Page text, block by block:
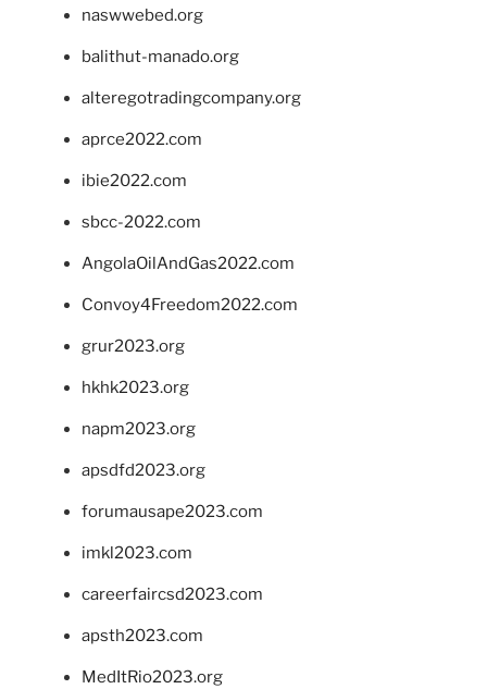
naswwebed.org
balithut-manado.org
alteregotradingcompany.org
aprce2022.com
ibie2022.com
sbcc-2022.com
AngolaOilAndGas2022.com
Convoy4Freedom2022.com
grur2023.org
hkhk2023.org
napm2023.org
apsdfd2023.org
forumausape2023.com
imkl2023.com
careerfaircsd2023.com
apsth2023.com
MedItRio2023.org